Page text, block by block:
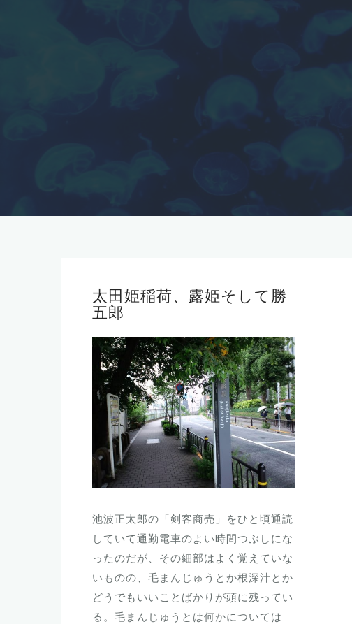
太田姫稲荷、露姫そして勝
五郎
池波正太郎の「剣客商売」をひと頃通読
していて通勤電車のよい時間つぶしにな
ったのだが、その細部はよく覚えていな
いものの、毛まんじゅうとか根深汁とか
どうでもいいことばかりが頭に残ってい
る。毛まんじゅうとは何かについては